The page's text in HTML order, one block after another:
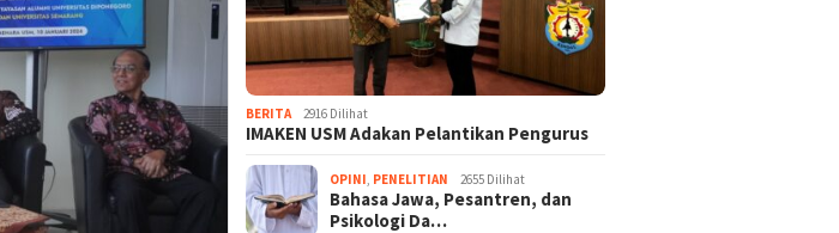
BERITA 2916 Dilihat
IMAKEN USM Adakan Pelantikan Pengurus
OPINI PENELITIAN 2655 Dilihat
Bahasa Jawa, Pesantren, dan
Psikologi Da…